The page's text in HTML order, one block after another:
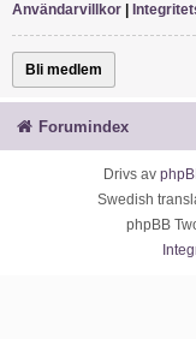
Användarvillkor
Bli medlem
Forumindex
Drivs av
Swedish
phpBB